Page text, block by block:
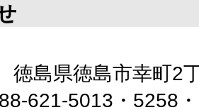
島県徳島市幸町2
621-5013・5258